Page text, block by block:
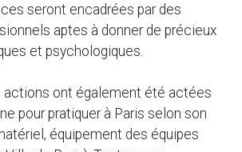
seront encadrées par des
aptes à donner de précieux
et psychologiques.
actions ont également été actées
pour pratiquer à Paris selon son
équipement des équipes